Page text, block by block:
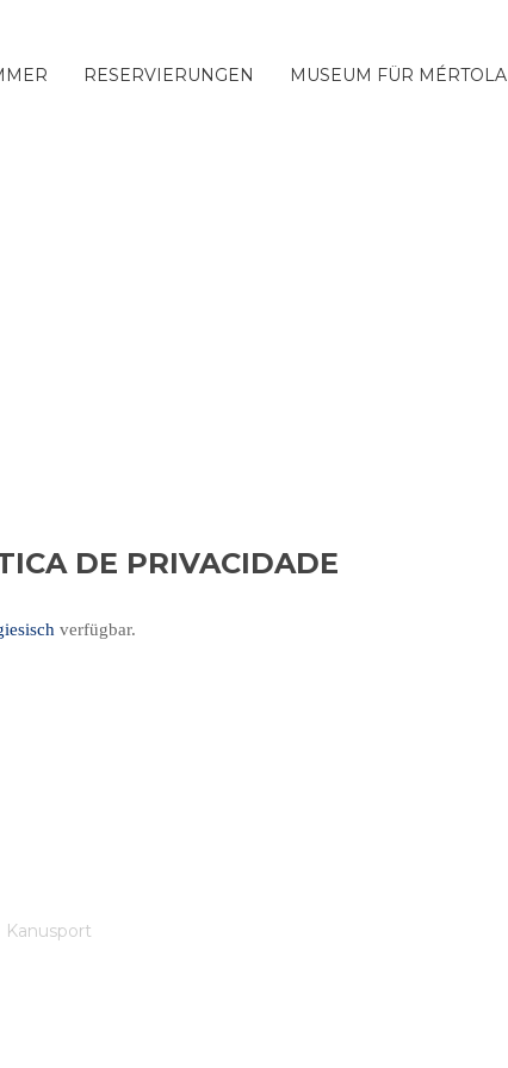
RESERVIERUNGEN MUSEUM FÜR MÉRTOLA
DE PRIVACIDADE
verfügbar.
Kanusport